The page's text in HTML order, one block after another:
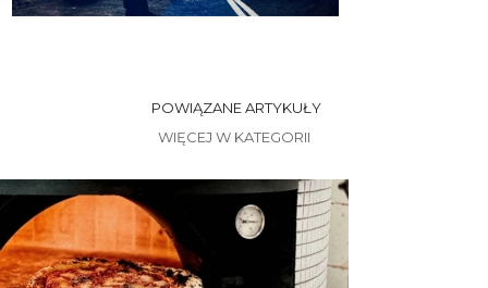
POWIĄZANE ARTYKUŁY
WIĘCEJ W KATEGORII